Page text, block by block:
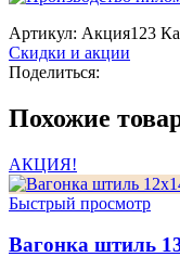
Артикул: Акция123
Скидки и акции
Поделиться:
Похожие
АКЦИЯ!
Быстрый просмотр
Вагонка штиль